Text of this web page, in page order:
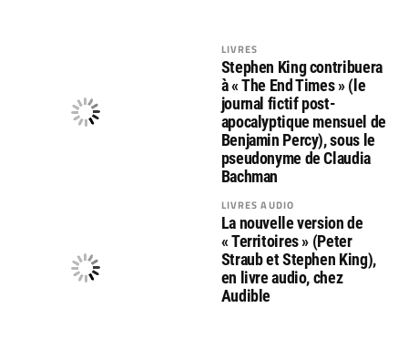
LIVRES
Stephen King contribuera
à « The End Times » (le
journal fictif post-
apocalyptique mensuel de
Benjamin Percy), sous le
pseudonyme de Claudia
Bachman
LIVRES AUDIO
La nouvelle version de
« Territoires » (Peter
Straub et Stephen King),
en livre audio, chez
Audible